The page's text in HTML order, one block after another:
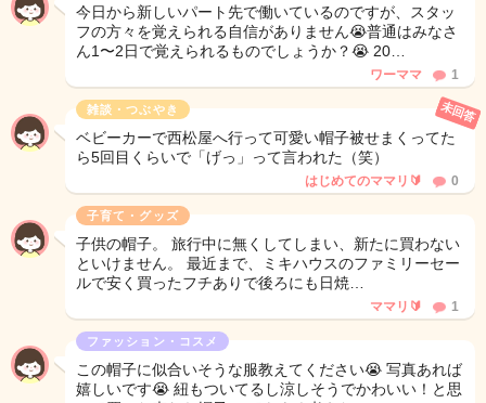
今日から新しいパート先で働いているのですが、スタッ
フの方々を覚えられる自信がありません😭普通はみなさ
ん1〜2日で覚えられるものでしょうか？😭 20…
ワーママ 1
雑談・つぶやき
ベビーカーで西松屋へ行って可愛い帽子被せまくってた
ら5回目くらいで「げっ」って言われた（笑）
未回答
はじめてのママリ🔰 0
子育て・グッズ
子供の帽子。 旅行中に無くしてしまい、新たに買わない
といけません。 最近まで、ミキハウスのファミリーセー
ルで安く買ったフチありで後ろにも日焼…
ママリ🔰 1
ファッション・コスメ
この帽子に似合いそうな服教えてください😭 写真あれば
嬉しいです😭 紐もついてるし涼しそうでかわいい！と思